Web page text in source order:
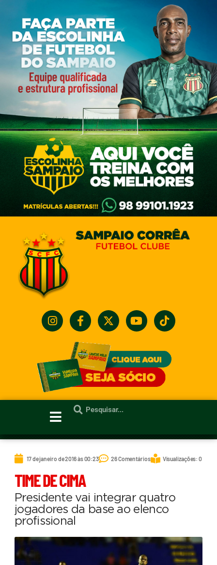
17 de janeiro de 2016 às 00:23 26 Comentários Visualizações: 0
TIME DE CIMA
Presidente vai integrar quatro
jogadores da base ao elenco
profissional